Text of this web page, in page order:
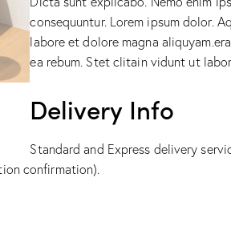
consequuntur. Lorem ipsum dolor.
labore et dolore magna
ea rebum. Stet clitain vidunt ut
Delivery Info
Standard and Express delivery
confirmation).